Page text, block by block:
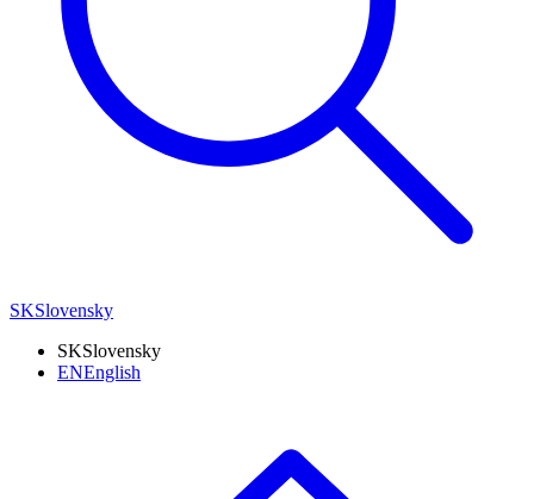
SKSlovensky
SKSlovensky
ENEnglish